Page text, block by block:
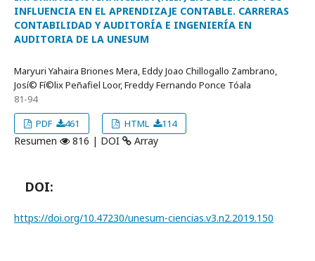
INFLUENCIA EN EL APRENDIZAJE CONTABLE. CARRERAS
CONTABILIDAD Y AUDITORÍA E INGENIERÍA EN
AUDITORIA DE LA UNESUM
Maryuri Yahaira Briones Mera, Eddy Joao Chillogallo Zambrano,
Josí© Fí©lix Peñafiel Loor, Freddy Fernando Ponce Tóala
81-94
PDF
461 HTML 114
Resumen 816 | DOI Array
DOI:
https://doi.org/10.47230/unesum-ciencias.v3.n2.2019.150